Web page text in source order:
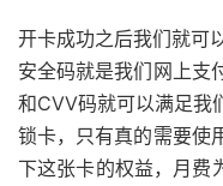
开卡成功之后我们就可
安全码就是我们网上支
和CVV码就可以满足我
锁卡，只有真的需要使
下这张卡的权益，月费